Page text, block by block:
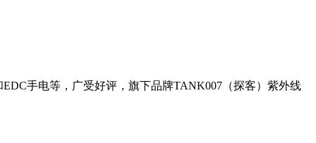
手电等，广受好评，旗下品牌TANK007（探客）紫外线